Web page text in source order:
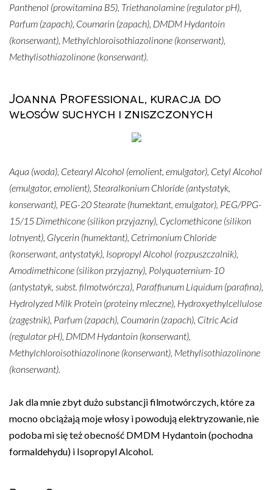
Panthenol (prowitamina B5), Triethanolamine (regulator pH),
Parfum (zapach), Coumarin (zapach), DMDM Hydantoin
(konserwant), Methylchloroisothiazolinone (konserwant),
Methylisothiazolinone (konserwant).
Joanna Professional, kuracja do
włosów suchych i zniszczonych
Aqua (woda), Cetearyl Alcohol (emolient, emulgator), Cetyl Alcohol
(emulgator, emolient), Stearalkonium Chloride (antystatyk,
konserwant), PEG-20 Stearate (humektant, emulgator), PEG/PPG-
15/15 Dimethicone (silikon przyjazny), Cyclomethicone (silikon
lotnyent), Glycerin (humektant), Cetrimonium Chloride
(konserwant, antystatyk), Isopropyl Alcohol (rozpuszczalnik),
Amodimethicone (silikon przyjazny), Polyquaternium-10
(antystatyk, subst. filmotwórcza), Paraffiunum Liquidum (parafina),
Hydrolyzed Milk Protein (proteiny mleczne), Hydroxyethylcellulose
(zagęstnik), Parfum (zapach), Coumarin (zapach), Citric Acid
(regulator pH), DMDM Hydantoin (konserwant),
Methylchloroisothiazolinone (konserwant), Methylisothiazolinone
(konserwant).
Jak dla mnie zbyt dużo substancji filmotwórczych, które za
mocno obciążają moje włosy i powodują elektryzowanie, nie
podoba mi się też obecność DMDM Hydantoin (pochodna
formaldehydu) i Isopropyl Alcohol.